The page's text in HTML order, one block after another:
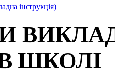
інструкція)
В ШКОЛІ